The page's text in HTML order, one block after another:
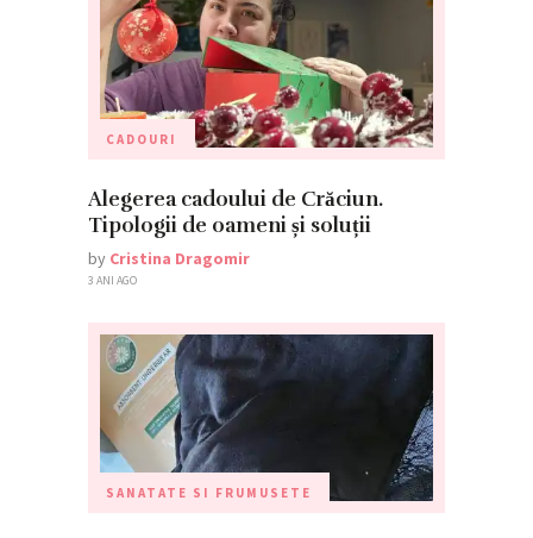
CADOURI
Alegerea cadoului de Crăciun.
Tipologii de oameni și soluții
by Cristina Dragomir
3 ANI AGO
SANATATE SI FRUMUSETE